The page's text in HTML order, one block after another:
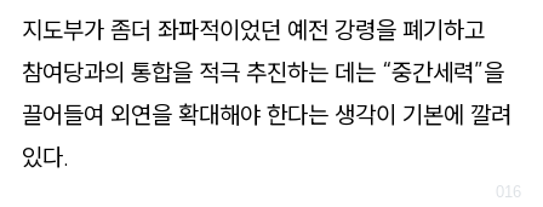
지도부가 좀더 좌파적이었던 예전 강령을 폐기하고
참여당과의 통합을 적극 추진하는 데는 “중간세력”을
끌어들여 외연을 확대해야 한다는 생각이 기본에 깔려
있다.